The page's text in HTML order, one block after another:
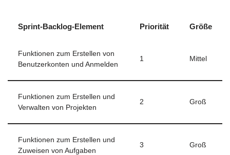
Sprint-Backlog-Element Priorität Größe
Funktionen zum Erstellen von
Benutzerkonten und Anmelden
1 Mittel
Funktionen zum Erstellen und
Verwalten von Projekten
2 Groß
Funktionen zum Erstellen und
Zuweisen von Aufgaben
3 Groß